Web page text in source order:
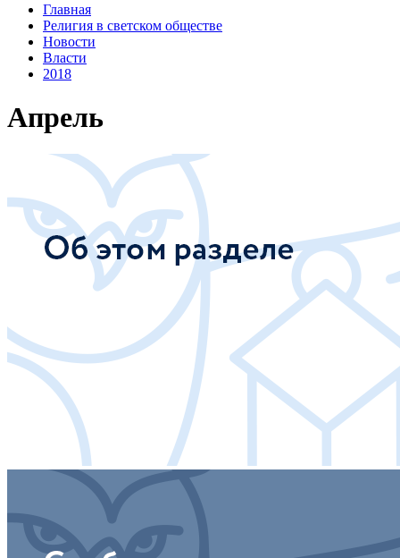
Главная
Религия в светском обществе
Новости
Власти
2018
Апрель